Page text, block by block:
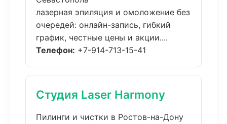
лазерная эпиляция и омоложение без
очередей: онлайн-запись, гибкий
график, честные цены и акции....
Телефон: +7-914-713-15-41
Студия Laser Harmony
Пилинги и чистки в Ростов-на-Дону